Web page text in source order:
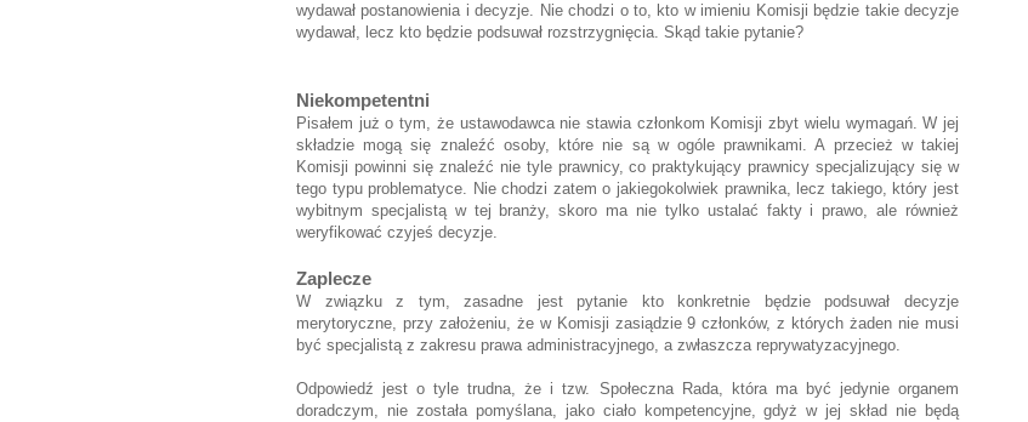
wydawał postanowienia i decyzje. Nie chodzi o to, kto w imieniu Komisji będzie takie decyzje
wydawał, lecz kto będzie podsuwał rozstrzygnięcia. Skąd takie pytanie?
Niekompetentni
Pisałem już o tym, że ustawodawca nie stawia członkom Komisji zbyt wielu wymagań. W jej
składzie mogą się znaleźć osoby, które nie są w ogóle prawnikami. A przecież w takiej
Komisji powinni się znaleźć nie tyle prawnicy, co praktykujący prawnicy specjalizujący się w
tego typu problematyce. Nie chodzi zatem o jakiegokolwiek prawnika, lecz takiego, który jest
wybitnym specjalistą w tej branży, skoro ma nie tylko ustalać fakty i prawo, ale również
weryfikować czyjeś decyzje.
Zaplecze
W związku z tym, zasadne jest pytanie kto konkretnie będzie podsuwał decyzje
merytoryczne, przy założeniu, że w Komisji zasiądzie 9 członków, z których żaden nie musi
być specjalistą z zakresu prawa administracyjnego, a zwłaszcza reprywatyzacyjnego.
Odpowiedź jest o tyle trudna, że i tzw. Społeczna Rada, która ma być jedynie organem
doradczym, nie została pomyślana, jako ciało kompetencyjne, gdyż w jej skład nie będą